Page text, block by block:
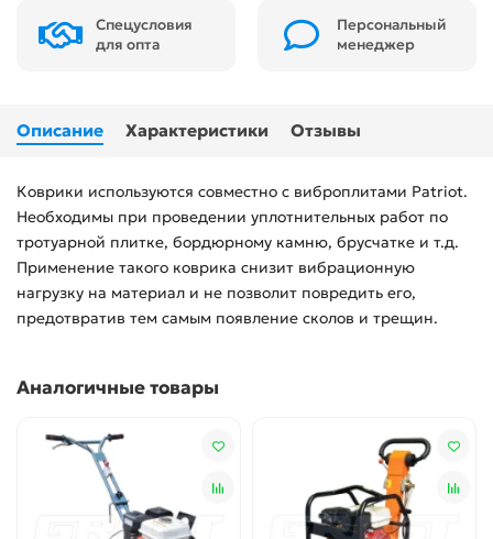
Спецусловия
для опта
Персональный
менеджер
Описание Характеристики Отзывы
Коврики используются совместно с виброплитами Patriot.
Необходимы при проведении уплотнительных работ по
тротуарной плитке, бордюрному камню, брусчатке и т.д.
Применение такого коврика снизит вибрационную
нагрузку на материал и не позволит повредить его,
предотвратив тем самым появление сколов и трещин.
Аналогичные товары